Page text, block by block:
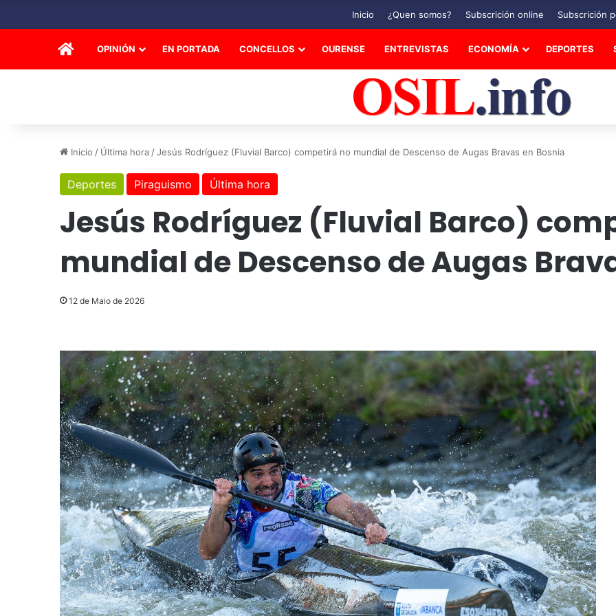
Inicio ¿Quen somos? Subscrición online Subscrición
INICIOOPINIÓN EN PORTADA CONCELLOS OURENSE ENTREVISTAS ECONOMÍA DEPORTES
Inicio / Última hora /Jesús Rodríguez (Fluvial Barco) competirá no mundial de Descenso de Augas Bravas en Bosnia
Deportes Piraguismo Última hora
Jesús Rodríguez (Fluvial Barco)
mundial de Descenso de Augas
12 de Maio de 2026